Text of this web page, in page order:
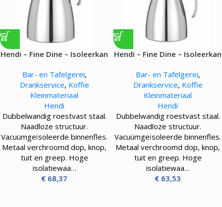
Hendi – Fine Dine – Isoleerkan
Bar- en Tafelgerei,
Drankservice, Koffie
Kleinmateriaal
Hendi
Dubbelwandig roestvast staal.
Naadloze structuur.
Vacuümgeïsoleerde binnenfles.
Metaal verchroomd dop, knop,
tuit en greep. Hoge
isolatiewaa…
€ 68,37
Hendi – Fine Dine – Isoleerkan
Bar- en Tafelgerei,
Drankservice, Koffie
Kleinmateriaal
Hendi
Dubbelwandig roestvast staal.
Naadloze structuur.
Vacuümgeïsoleerde binnenfles.
Metaal verchroomd dop, knop,
tuit en greep. Hoge
isolatiewaa…
€ 63,53